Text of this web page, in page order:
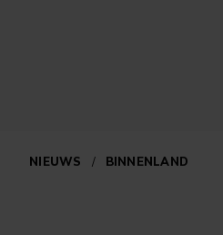
NIEUWS / BINNENLAND